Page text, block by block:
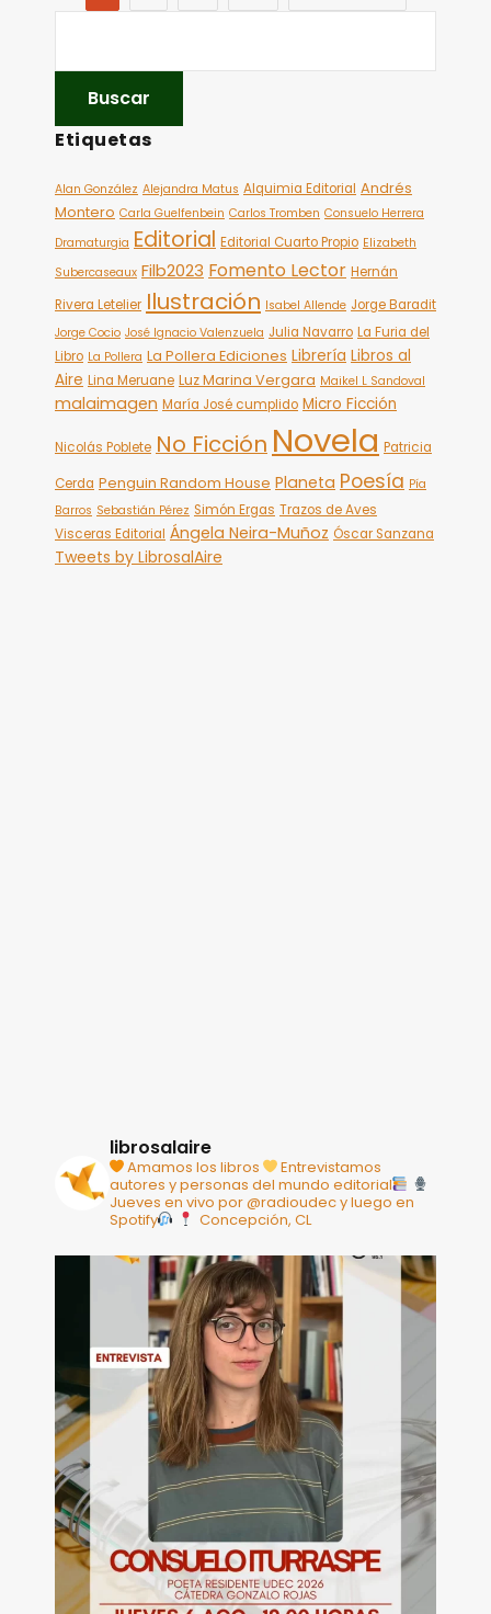
Etiquetas
Alan González Alejandra Matus Alquimia Editorial Andrés
Montero Carla Guelfenbein Carlos Tromben Consuelo Herrera
Dramaturgia Editorial Editorial Cuarto Propio Elizabeth
Subercaseaux Filb2023 Fomento Lector Hernán
Rivera Letelier Ilustración Isabel Allende Jorge Baradit
Jorge Cocio José Ignacio Valenzuela Julia Navarro La Furia del
Libro La Pollera La Pollera Ediciones Librería Libros al
Aire Lina Meruane Luz Marina Vergara Maikel L Sandoval
malaimagen María José cumplido Micro Ficción
Nicolás Poblete No Ficción Novela Patricia
Cerda Penguin Random House Planeta Poesía Pía
Barros Sebastián Pérez Simón Ergas Trazos de Aves
Visceras Editorial Ángela Neira-Muñoz Óscar Sanzana
Tweets by LibrosalAire
librosalaire
Amamos los libros
Entrevistamos
autores y personas del mundo editorial
Jueves en vivo por @radioudec y luego en
Spotify
Concepción, CL